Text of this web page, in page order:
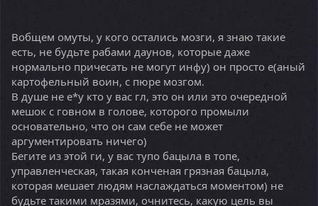
Вобщем омуты, у кого остались мозги, я знаю такие
есть, не будьте рабами даунов, которые даже
нормально причесать не могут инфу) он просто е(аный
картофельный воин, с пюре мозгом.
В душе не е*у кто у вас гл, это он или это очередной
мешок с говном в голове, которого промыли
основательно, что он сам себе не может
аргументировать ничего)
Бегите из этой ги, у вас тупо бацыла в топе,
управленческая, такая конченая грязная бацыла,
которая мешает людям наслаждаться моментом) не
будьте такими мразями, очнитесь, какую цель вы